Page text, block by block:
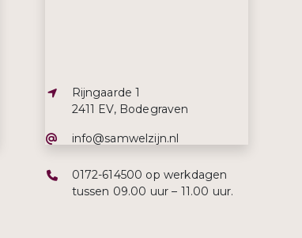
Adres:
Rijngaarde 1
2411 EV, Bodegraven
E-mailadres:
info@samwelzijn.nl
Telefoonnummer:
0172-614500 op werkdagen
tussen 09.00 uur – 11.00 uur.